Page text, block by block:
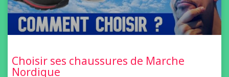
Choisir ses chaussures de Marche
Nordique